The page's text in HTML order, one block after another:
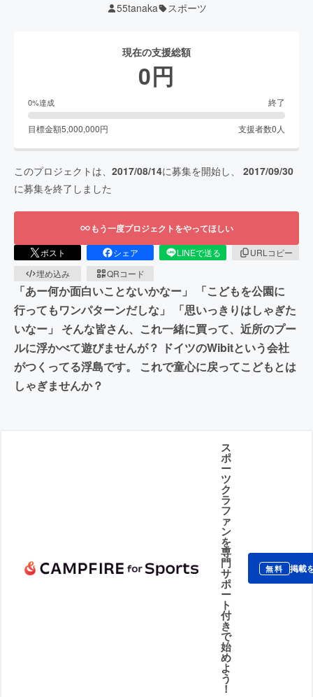
55tanaka スポーツ
現在の支援総額
0円
0%達成 終了
目標金額5,000,000円 支援者数0 人
このプロジェクトは、 2017/08/14に募集を開始し、 2017/09/30
に募集を終了しました
もう一度プロジェクトをやってほしい
ポスト シェア LINEで送る
URLコピー
埋め込み
QRコード
「あー何か面白いことないかなー」 「こどもを公園に
行ってもワンパターンだしな」 「思いっきりはしゃぎた
いなー」 そんな皆さん、これ一緒に買って、近所のプー
ルに浮かべて遊びませんが？ ドイツのWibitという会社
がつくってる浮島です。 これで童心に戻ってこどもとは
しゃぎませんか？
ス
ポ
ー
ツ
ク
ラ
フ
ァ
ン
を
専
門
サ
ポ
ー
ト
付
き
で
始
め
よ
う
！
無料 掲載